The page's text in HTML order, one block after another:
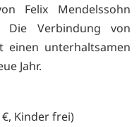
Felix Mendelssohn
Die Verbindung von
unterhaltsamen
Jahr.
Kinder frei)